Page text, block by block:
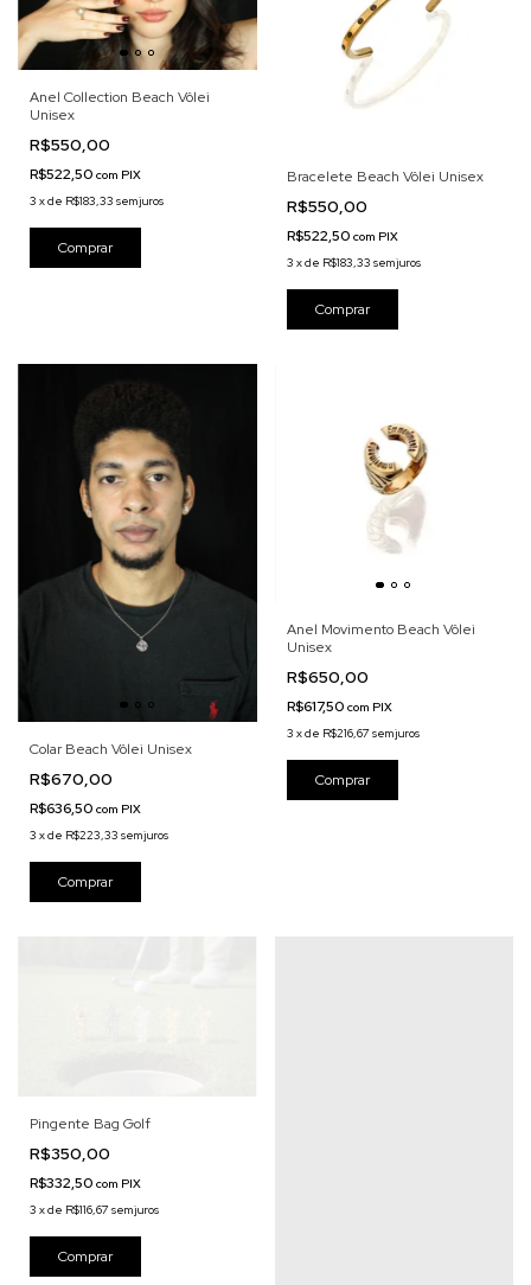
Anel Collection Beach Vôlei
Unisex
R$550,00
R$522,50 com PIX
3 xde R$183,33 sem juros
Comprar
Bracelete Beach Vôlei Unisex
R$550,00
R$522,50 com PIX
3 xde R$183,33 sem juros
Colar Beach Vôlei Unisex
R$670,00
R$636,50 com PIX
3 xde R$223,33 sem juros
Anel Movimento Beach Vôlei
Unisex
R$650,00
R$617,50 com PIX
3 xde R$216,67 sem juros
Comprar
Pingente Bag Golf
R$350,00
R$332,50 com PIX
3 xde R$116,67 sem juros